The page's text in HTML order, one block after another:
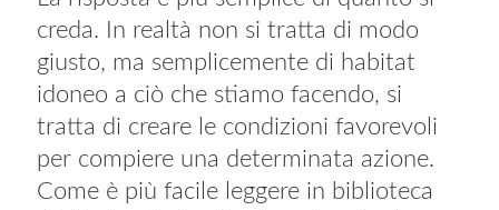
creda. In realtà non si tratta di modo
giusto, ma semplicemente di habitat
idoneo a ciò che stiamo facendo, si
tratta di creare le condizioni favorevoli
per compiere una determinata azione.
Come è più facile leggere in biblioteca